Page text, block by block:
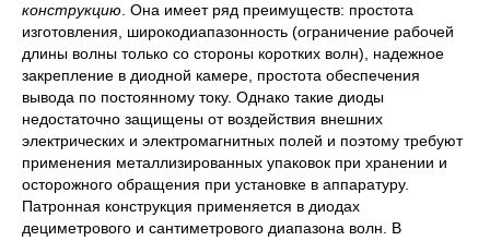
конструкцию . Она имеет ряд преимуществ: простота
изготовления, широкодиапазонность (ограничение рабочей
длины волны только со стороны коротких волн), надежное
закрепление в диодной камере, простота обеспечения
вывода по постоянному току. Однако такие диоды
недостаточно защищены от воздействия внешних
электрических и электромагнитных полей и поэтому требуют
применения металлизированных упаковок при хранении и
осторожного обращения при установке в аппаратуру.
Патронная конструкция применяется в диодах
дециметрового и сантиметрового диапазона волн. В